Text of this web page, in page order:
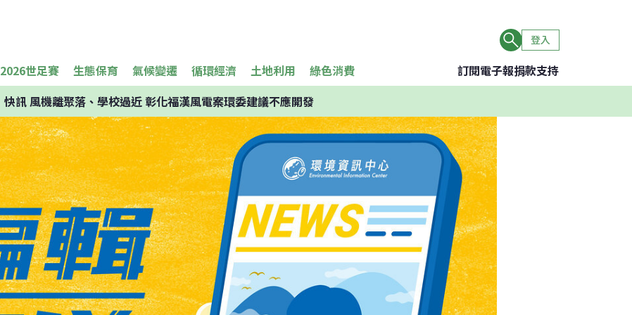
登入
2026世足賽 生態保育 氣候變遷 循環經濟 土地利用 綠色消費 訂閱電子報捐款支持
快訊風機離聚落、學校過近 彰化福漢風電案環委建議不應開發